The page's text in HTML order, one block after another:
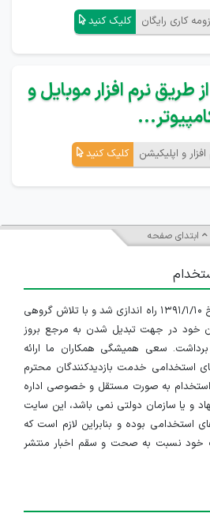
کاری رایگان کلیک کنید
طریق نرم افزار موبایل و
و اپلیکیشن کلیک کنید
ابتدای صفحه
سایت ایران استخدام در تاریخ ۱۳۹۱/۱/۱۰ راه اندازی شد و با تلاش گروهی
خود در جهت تبدیل شدن به مرجع بروز
سعی همیشگی همکاران ما ارائه
استخدامی خدمت بازدیدکنندگان محترم
به صورت مستقل و خصوصی اداره
و یا سازمان دولتی نمی باشد، این سایت
استخدامی بوده و بنابراین لازم است که
خود نسبت به صحت و سقم اخبار منتشر